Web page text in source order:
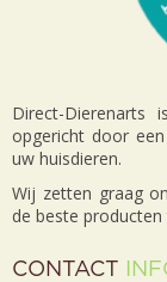
Direct-Dierenarts
opgericht door
uw huisdieren.
Wij zetten graag
de beste
CONTACT